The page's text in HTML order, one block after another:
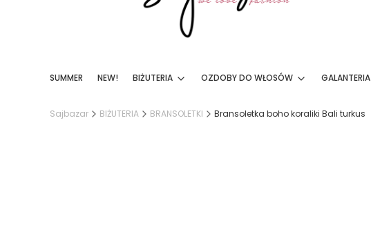
SUMMER NEW! BIŻUTERIA OZDOBY DO WŁOSÓW GALANTERIA
Sajbazar BIŻUTERIA BRANSOLETKI Bransoletka boho koraliki Bali turkus